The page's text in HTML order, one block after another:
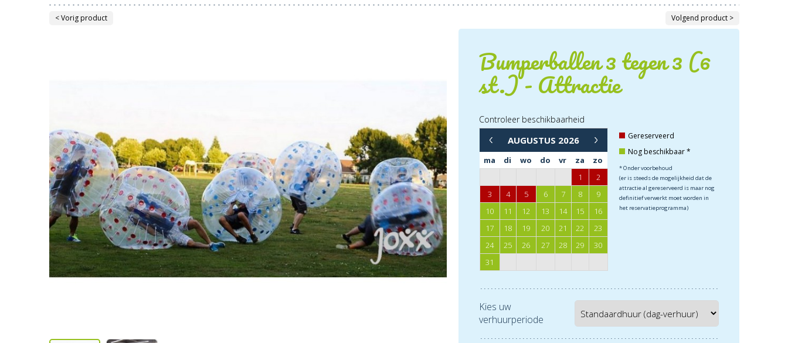
< Vorig product Volgend product >
Bumperballen 3 tegen 3 (6
st.) - Attractie
Controleer beschikbaarheid
AUGUSTUS 2026
ma di wo do vr za
zo
1
2
3
4 5 6 7 8
9
10
11 12 13 14 15
16
17
18 19 20 21 22
23
24
25 26 27 28 29
30
31
Gereserveerd
Nog beschikbaar *
* Onder voorbehoud
(er is steeds de mogelijkheid dat de
attractie al gereserveerd is maar nog
definitief verwerkt moet worden in
het reservatieprogramma)
Kies uw
verhuurperiode